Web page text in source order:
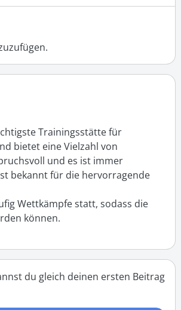
Trainingsstätte für
bietet eine Vielzahl von
und es ist immer
bekannt für die hervorragende
Wettkämpfe statt, sodass die
können.
du gleich deinen ersten Beitrag